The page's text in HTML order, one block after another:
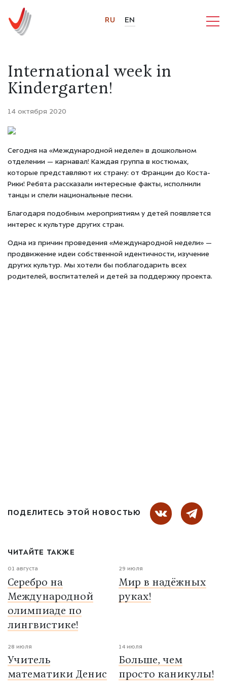
RU EN
International week in
Kindergarten!
14 октября 2020
Сегодня на «Международной неделе» в дошкольном
отделении — карнавал! Каждая группа в костюмах,
которые представляют их страну: от Франции до Коста-
Рики! Ребята рассказали интересные факты, исполнили
танцы и спели национальные песни.
Благодаря подобным мероприятиям у детей появляется
интерес к культуре других стран.
Одна из причин проведения «Международной недели» —
продвижение идеи собственной идентичности, изучение
других культур. Мы хотели бы поблагодарить всех
родителей, воспитателей и детей за поддержку проекта.
ПОДЕЛИТЕСЬ ЭТОЙ НОВОСТЬЮ
ЧИТАЙТЕ ТАКЖЕ
01 августа
Серебро на
Международной
олимпиаде по
лингвистике!
29 июля
Мир в надёжных
руках!
28 июля
Учитель
математики Денис
14 июля
Больше, чем
просто каникулы!